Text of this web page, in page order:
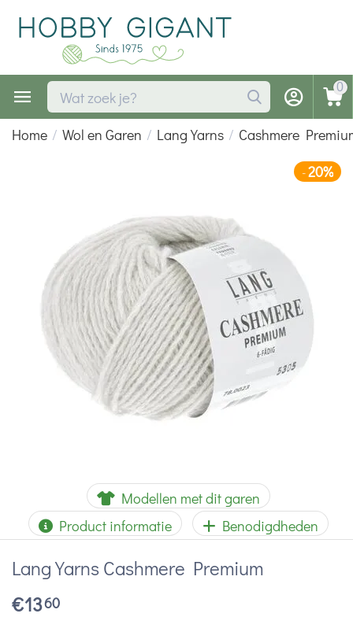
0
Home / Wol en Garen / Lang Yarns / Cashmere
-20%
Modellen met dit garen
Product informatie
Benodigdheden
Lang Yarns Cashmere Premium
€1360